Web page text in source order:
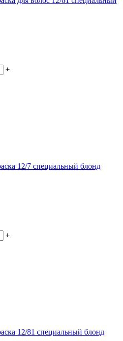
+
12/7 специальный блонд
+
12/81 специальный блонд